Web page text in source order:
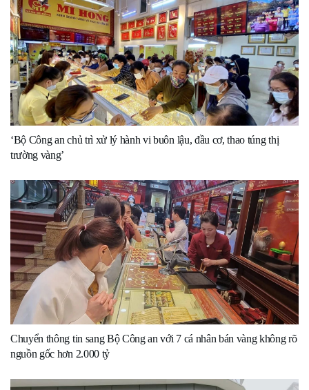
‘Bộ Công an chủ trì xử lý hành vi buôn lậu, đầu cơ, thao túng thị
trường vàng’
Chuyển thông tin sang Bộ Công an với 7 cá nhân bán vàng không rõ
nguồn gốc hơn 2.000 tỷ